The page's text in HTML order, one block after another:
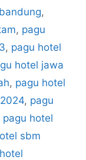
,
, pagu
, pagu hotel
hotel jawa
, pagu hotel
, pagu
pagu hotel
sbm